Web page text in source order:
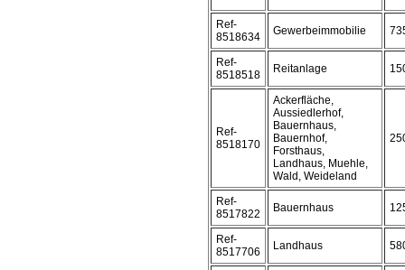
Ref-
8518634
Gewerbeimmobilie
Ref-
8518518
Reitanlage
Ref-
8518170
Ackerfläche,
Aussiedlerhof,
Bauernhaus,
Bauernhof,
Forsthaus,
Landhaus, Muehle,
Wald, Weideland
Ref-
8517822
Bauernhaus
Ref-
8517706
Landhaus